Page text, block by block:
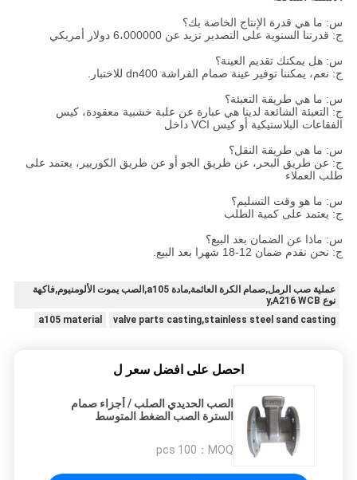
س: ما هي قدرة الإنتاج الخاصة بك؟
ج: قدرتنا السنوية على التصدير تزيد عن 6،000000 دولار أمريكي
س: هل يمكنك تقديم العينة؟
ج: نعم، يمكننا توفير عينة صمام الفراشة dn400 للاختبار.
س: ما هي طريقة التعبئة؟
ج: التعبئة الشائعة لدينا هي عبارة عن علبة خشبية معقودة، كيس
الفقاعات البلاستيكية أو كيس VCI داخل
س: ما هي طريقة النقل؟
ج: عن طريق البحر، عن طريق الجو أو عن طريق الكوريير، يعتمد على
طلب العملاء
س: ما هو وقت التسليم؟
ج: يعتمد على كمية الطلب
س: ماذا عن الضمان بعد البيع؟
ج: نحن نقدم ضمان 12-18 شهرا بعد البيع.
عملية صب الرمل,صمام الكرة العائمة,مادة a105,الصب يموت الألومنيوم,فاكهة
نوع y,A216 WCB
valve parts casting,stainless steel sand casting
a105 material
احصل على افضل سعر ل
الصب الحديدي الصلب / أجزاء صمام
السترة الصب الضغط المتوسط
MOQ：
100 pcs